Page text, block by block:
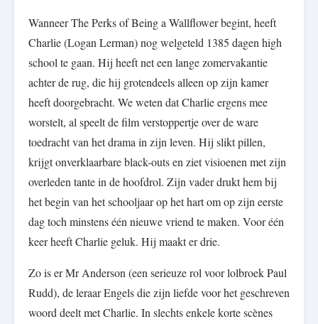
Wanneer The Perks of Being a Wallflower begint, heeft
Charlie (Logan Lerman) nog welgeteld 1385 dagen high
school te gaan. Hij heeft net een lange zomervakantie
achter de rug, die hij grotendeels alleen op zijn kamer
heeft doorgebracht. We weten dat Charlie ergens mee
worstelt, al speelt de film verstoppertje over de ware
toedracht van het drama in zijn leven. Hij slikt pillen,
krijgt onverklaarbare black-outs en ziet visioenen met zijn
overleden tante in de hoofdrol. Zijn vader drukt hem bij
het begin van het schooljaar op het hart om op zijn eerste
dag toch minstens één nieuwe vriend te maken. Voor één
keer heeft Charlie geluk. Hij maakt er drie.
Zo is er Mr Anderson (een serieuze rol voor lolbroek Paul
Rudd), de leraar Engels die zijn liefde voor het geschreven
woord deelt met Charlie. In slechts enkele korte scènes